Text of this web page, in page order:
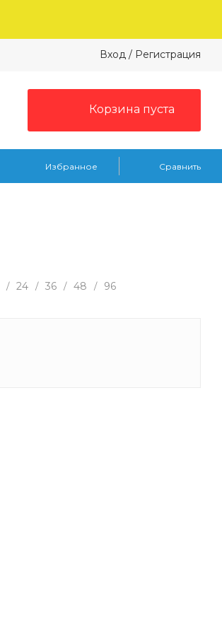
Вход / Регистрация
Корзина пуста
Избранное Сравнить
/ 24 / 36 / 48 / 96